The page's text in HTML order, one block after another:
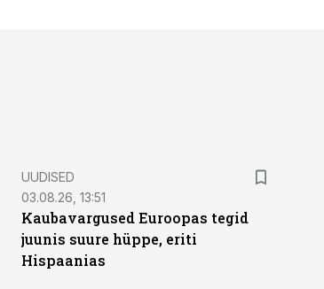
UUDISED
03.08.26, 13:51
Kaubavargused Euroopas tegid
juunis suure hüppe, eriti
Hispaanias